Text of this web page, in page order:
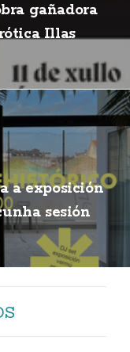
gañadora
Illas
a exposición
sesión